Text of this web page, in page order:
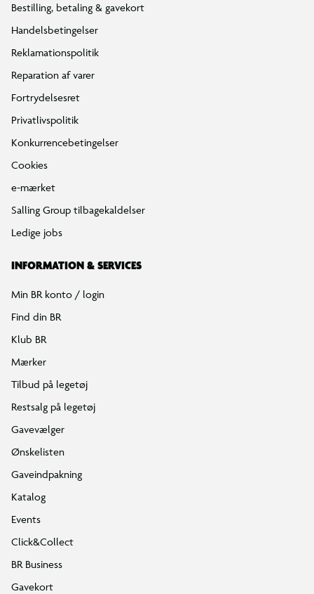
Bestilling, betaling & gavekort
Handelsbetingelser
Reklamationspolitik
Reparation af varer
Fortrydelsesret
Privatlivspolitik
Konkurrencebetingelser
Cookies
e-mærket
Salling Group tilbagekaldelser
Ledige jobs
INFORMATION & SERVICES
Min BR konto / login
Find din BR
Klub BR
Mærker
Tilbud på legetøj
Restsalg på legetøj
Gavevælger
Ønskelisten
Gaveindpakning
Katalog
Events
Click&Collect
BR Business
Gavekort